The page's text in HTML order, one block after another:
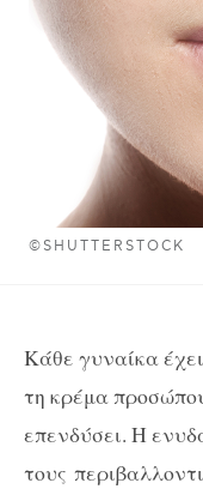
©SHUTTERSTOCK
Κάθε γυναίκα
τη κρέμα
επενδύσει. Η
τους